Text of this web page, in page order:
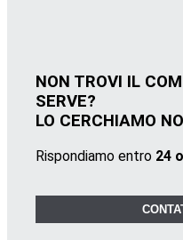
NON TROVI IL
SERVE?
LO CERCHIAMO
Rispondiamo entro 24